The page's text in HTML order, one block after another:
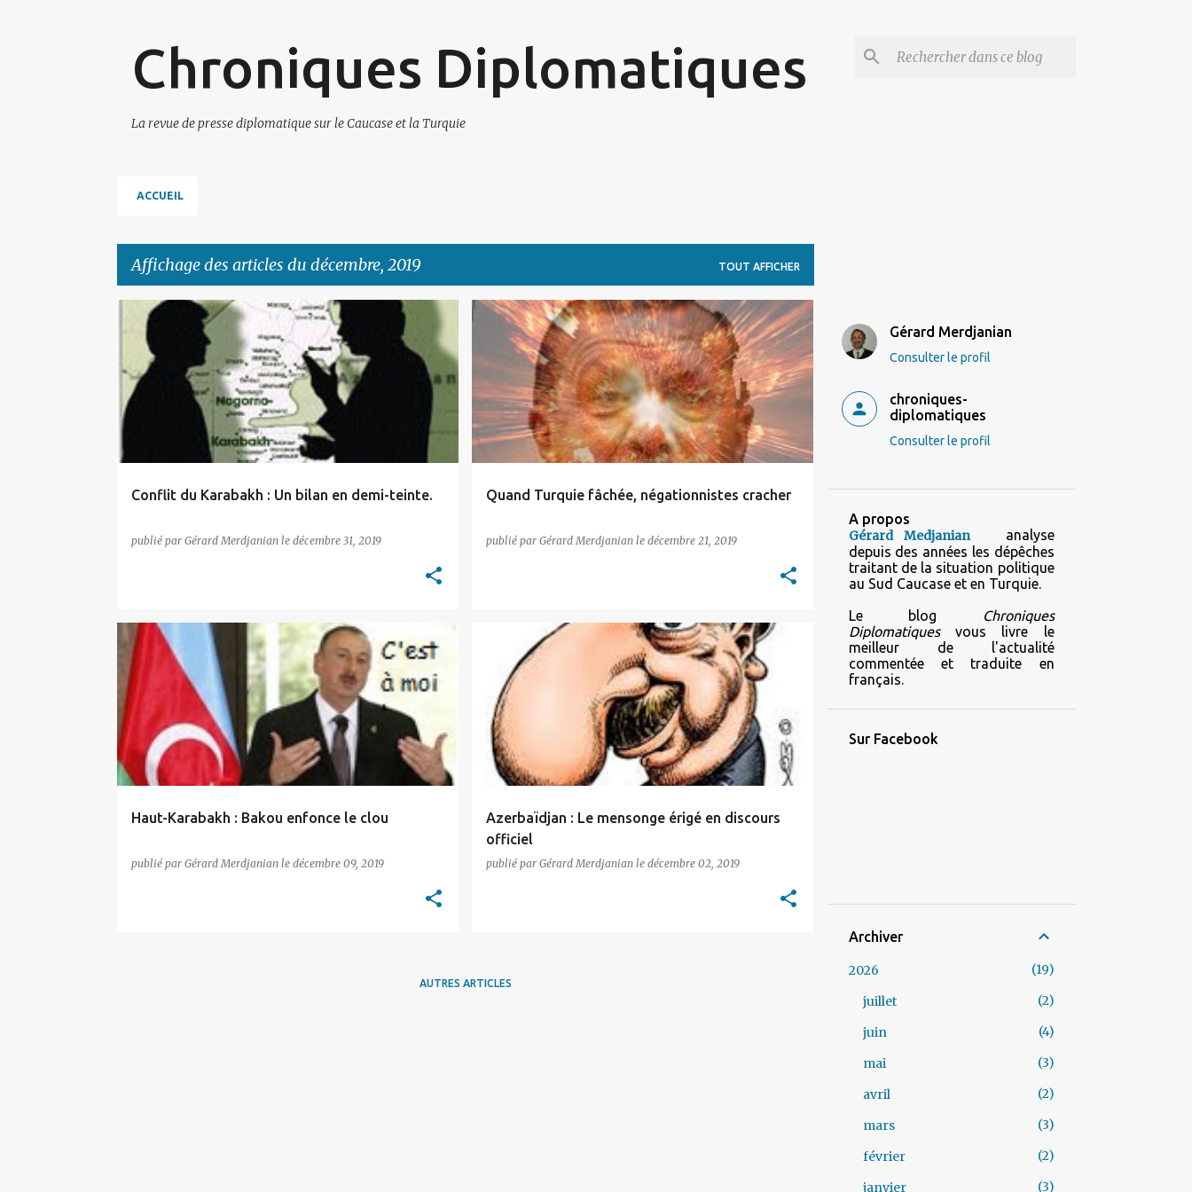
Chroniques Diplomatiques
La revue de presse diplomatique sur le Caucase et la Turquie
ACCUEIL
Affichage des articles du décembre, 2019 TOUT AFFICHER
t
c
l
Conflit du Karabakh : Un bilan en demi-teinte.
publié par Gérard Merdjanian le décembre 31, 2019
ARTSAKH
Quand Turquie fâchée, négationnistes cracher
publié par Gérard Merdjanian le décembre 21, 2019
GENOCIDE / DENIAL
Haut-Karabakh : Bakou enfonce le clou
publié par Gérard Merdjanian le décembre 09, 2019
AZERBAIDJAN OSCE
Azerbaïdjan : Le mensonge érigé en discours
officiel
publié par Gérard Merdjanian le décembre 02, 2019
AZERBAIDJAN
AUTRES ARTICLES
Gérard Merdjanian
Consulter le profil
chroniques-
diplomatiques
Consulter le profil
A propos
Gérard Medjaniananalyse
depuis des années les dépêches
traitant de la situation politique
au Sud Caucase et en Turquie.
Le blog
Chroniques
Diplomatiques vous livre le
meilleur de l'actualité
commentée et traduite en
français.
Sur Facebook
Archiver
2026
19
juillet
2
juin
4
mai
3
avril
2
mars
3
février
2
janvier
3